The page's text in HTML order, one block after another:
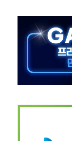
복…1명 사망·1명 실
..."국제적 시민 연대
대 나흘만에 숨진 채
대 아들 체포
청래…제주 연설서 신